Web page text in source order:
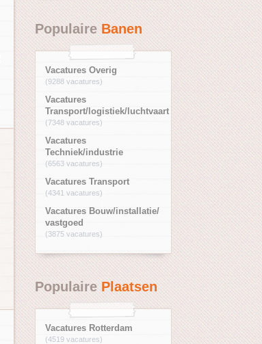
PopulaireBanen
Vacatures Overig
(9288 vacatures)
Vacatures
Transport/logistiek/luchtvaart
(7348 vacatures)
Vacatures
Techniek/industrie
(6563 vacatures)
Vacatures Transport
(4341 vacatures)
Vacatures Bouw/installatie/
vastgoed
(3875 vacatures)
Populaire Plaatsen
Vacatures Rotterdam
(4519 vacatures)